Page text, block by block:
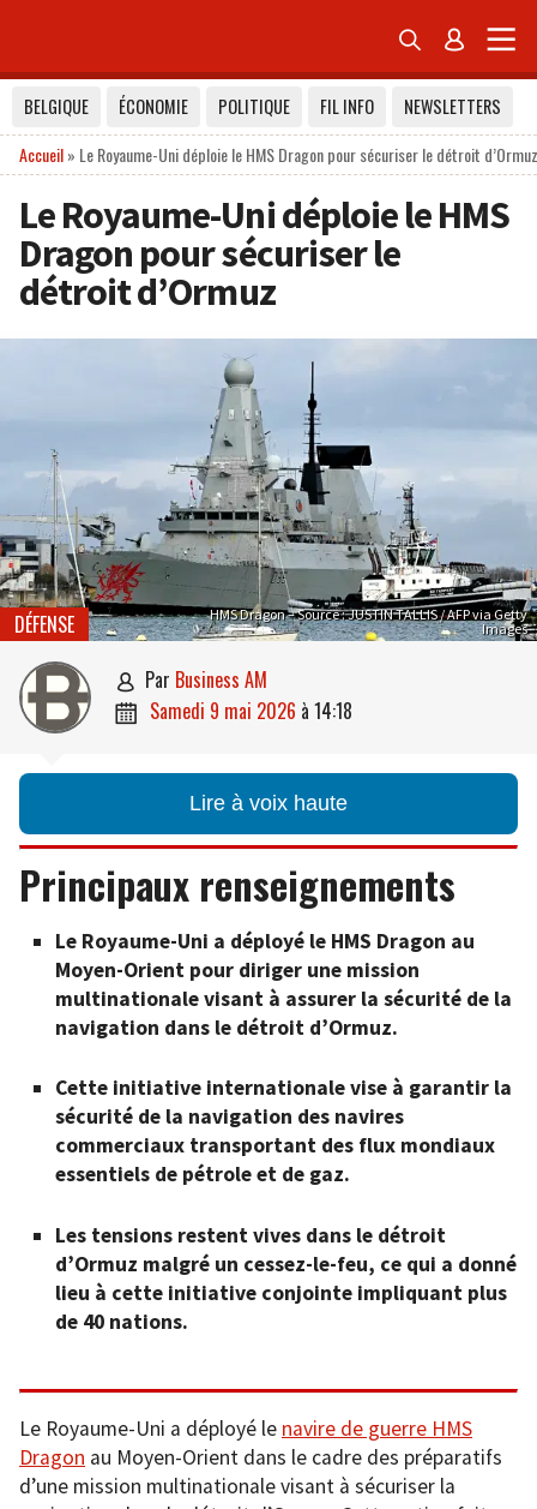
 
BELGIQUE ÉCONOMIE POLITIQUE FIL INFO
NEWSLETTERS
Accueil» Le Royaume-Uni déploie le HMS Dragon pour sécuriser le détroit d’Ormuz
Le Royaume-Uni déploie le HMS
Dragon pour sécuriser le
détroit d’Ormuz
HMS Dragon – Source : JUSTIN TALLIS / AFP via Getty
Images
DÉFENSE
 par Business AM
 samedi 9 mai 2026 à 14:18
Lire à voix haute
Principaux renseignements
Le Royaume-Uni a déployé le HMS Dragon au
Moyen-Orient pour diriger une mission
multinationale visant à assurer la sécurité de la
navigation dans le détroit d’Ormuz.
Cette initiative internationale vise à garantir la
sécurité de la navigation des navires
commerciaux transportant des flux mondiaux
essentiels de pétrole et de gaz.
Les tensions restent vives dans le détroit
d’Ormuz malgré un cessez-le-feu, ce qui a donné
lieu à cette initiative conjointe impliquant plus
de 40 nations.
Le Royaume-Uni a déployé le navire de guerre HMS
Dragon au Moyen-Orient dans le cadre des préparatifs
d’une mission multinationale visant à sécuriser la